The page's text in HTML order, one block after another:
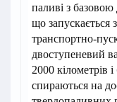
паливі з базовою
що запускається
транспортно-
двоступеневий
2000 кілометрів
спираються на